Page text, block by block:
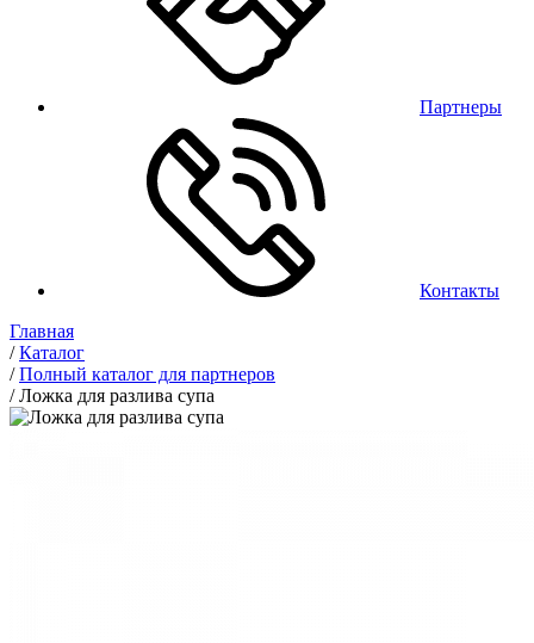
Партнеры
Контакты
Главная
/Каталог
/Полный каталог для партнеров
/Ложка для разлива супа